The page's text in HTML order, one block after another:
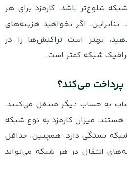
شلوغ‌تر باشد، کارمزد برای هر
اگر بخواهید هزینه‌های
بهتر است تراکنش‌ها را در
شبکه کمتر است.
پرداخت می‌کند؟
به حساب دیگر منتقل می‌کنند،
میزان کارمزد به نوع شبکه
بستگی دارد. همچنین، حداقل
انتقال در هر شبکه می‌تواند